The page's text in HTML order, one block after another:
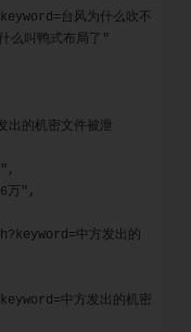
台风为什么吹不
么叫鸭式布局了"
万",
中方发出的
中方发出的机密